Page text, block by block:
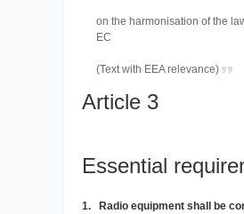
on the harmonisation of the
EC
(Text with EEA relevance)
Article 3
Essential
1. Radio equipment shall be